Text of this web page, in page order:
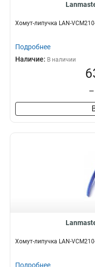
Хомут-липучка LAN-
Подробнее
Наличие: В наличии
–
Хомут-липучка LAN-
Подробнее